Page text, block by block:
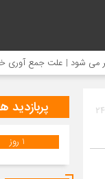
جمع آوری خانه سنتی
24 پربازدید
1 روز